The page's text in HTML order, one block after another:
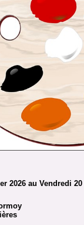
2026 au Vendredi 20